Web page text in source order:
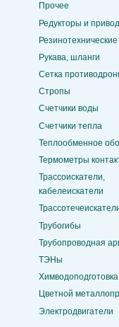
Прочее
Редукторы и
Рукава, шланги
Сетка
Стропы
Счетчики воды
Счетчики тепла
Теплообменное
Термометры
Трассоискатели,
кабелеискатели
Трубогибы
Трубопроводная
ТЭНы
Химводоподготовка
Цветной
Электродвигатели